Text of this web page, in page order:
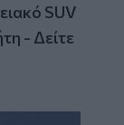
SUV
- Δείτε